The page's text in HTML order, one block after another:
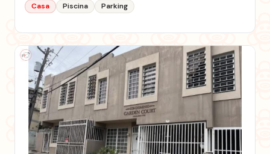
Casa Piscina Parking